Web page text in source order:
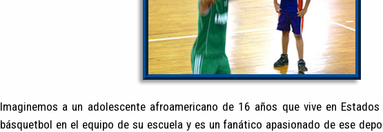
Imaginemos a un adolescente afroamericano de 16 años que vive en
básquetbol en el equipo de su escuela y es un fanático apasionado de ese